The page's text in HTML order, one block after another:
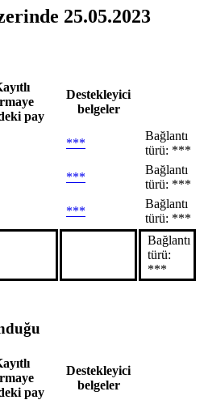
25.05.2023
pay
Destekleyici
belgeler
***
Bağlantı
türü: ***
***
Bağlantı
türü: ***
***
Bağlantı
türü: ***
Bağlantı
türü:
***
pay
Destekleyici
belgeler